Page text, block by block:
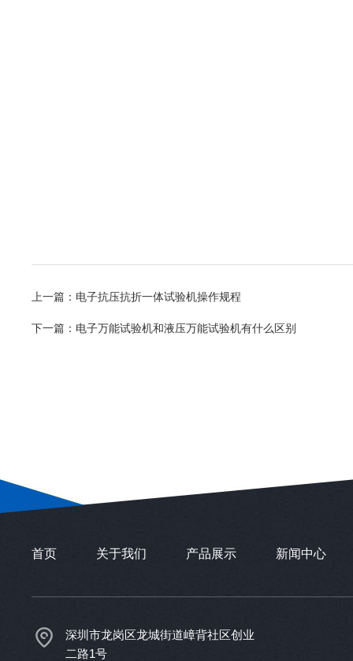
上一篇： 电子抗压抗折一体试验机操作规程
下一篇： 电子万能试验机和液压万能试验机有什么区别
首页 关于我们 产品展示 新闻中心
深圳市龙岗区龙城街道嶂背社区创业
二路1号